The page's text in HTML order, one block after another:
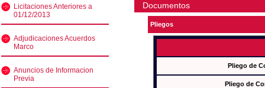
Licitaciones Anteriores a
01/12/2013
Adjudicaciones Acuerdos
Marco
Anuncios de Informacion
Previa
Documentos
Pliegos
Pliego de
Pliego de